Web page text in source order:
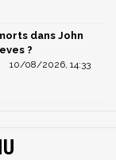
dans John
?
10/08/2026, 14:33